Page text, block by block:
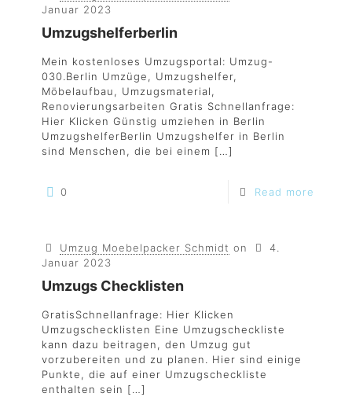
Januar 2023
Umzugshelferberlin
Mein kostenloses Umzugsportal: Umzug-
030.Berlin Umzüge, Umzugshelfer,
Möbelaufbau, Umzugsmaterial,
Renovierungsarbeiten Gratis Schnellanfrage:
Hier Klicken Günstig umziehen in Berlin
UmzugshelferBerlin Umzugshelfer in Berlin
sind Menschen, die bei einem […]
0 Read more
Umzug Moebelpacker Schmidt on
4.
Januar 2023
Umzugs Checklisten
GratisSchnellanfrage: Hier Klicken
Umzugschecklisten Eine Umzugscheckliste
kann dazu beitragen, den Umzug gut
vorzubereiten und zu planen. Hier sind einige
Punkte, die auf einer Umzugscheckliste
enthalten sein […]